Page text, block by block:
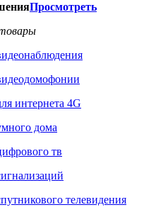
Просмотреть
интернета 4G
дома
тв
телевидения